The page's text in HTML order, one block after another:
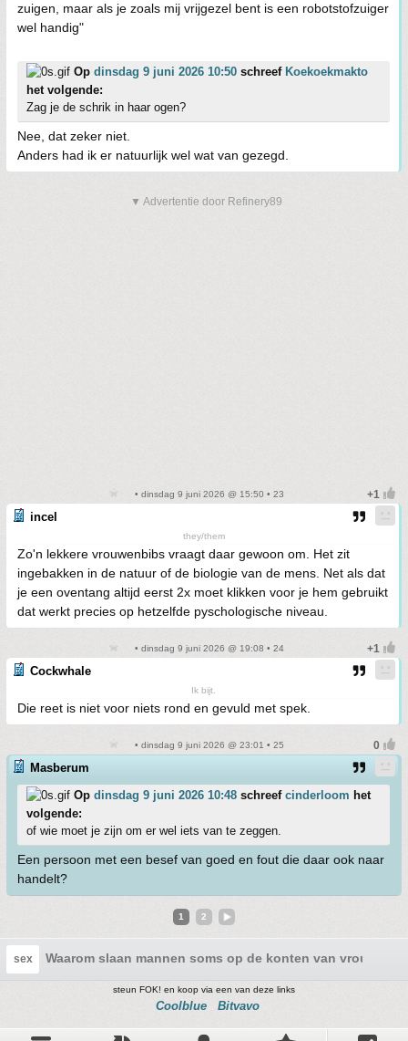
zuigen, maar als je zoals mij vrijgezel bent is een robotstofzuiger
wel handig"
Op dinsdag 9 juni 2026 10:50 schreef Koekoekmakto
het volgende:
Zag je de schrik in haar ogen?
Nee, dat zeker niet.
Anders had ik er natuurlijk wel wat van gezegd.
▼ Advertentie door Refinery89
• dinsdag 9 juni 2026 @ 15:50 • 23
incel
they/them
Zo'n lekkere vrouwenbibs vraagt daar gewoon om. Het zit
ingebakken in de natuur of de biologie van de mens. Net als dat
je een oventang altijd eerst 2x moet klikken voor je hem gebruikt
dat werkt precies op hetzelfde pyschologische niveau.
• dinsdag 9 juni 2026 @ 19:08 • 24
Cockwhale
Ik bijt.
Die reet is niet voor niets rond en gevuld met spek.
• dinsdag 9 juni 2026 @ 23:01 • 25
Masberum
Op dinsdag 9 juni 2026 10:48 schreef cinderloom het
volgende:
of wie moet je zijn om er wel iets van te zeggen.
Een persoon met een besef van goed en fout die daar ook naar
handelt?
1 2
sex Waarom slaan mannen soms op de konten van vrouwen?
steun FOK! en koop via een van deze links
Coolblue Bitvavo